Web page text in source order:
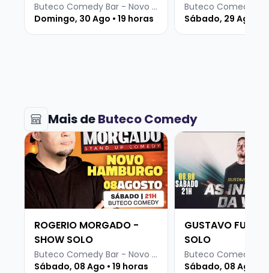
Buteco Comedy Bar - Novo Hamburgo
Domingo, 30 Ago • 19 horas
Sábado, 29 Ago •
Mais deButeco Comedy
Veja mais sobre ROGERIO MORGADO - SHOW SOLO
ROGERIO MORGADO -
SHOW SOLO
Buteco Comedy Bar - Novo Hamburgo
Sábado, 08 Ago • 19 horas
Veja mais sobre
GUSTAVO
SOLO
Sábado, 08 Ago •